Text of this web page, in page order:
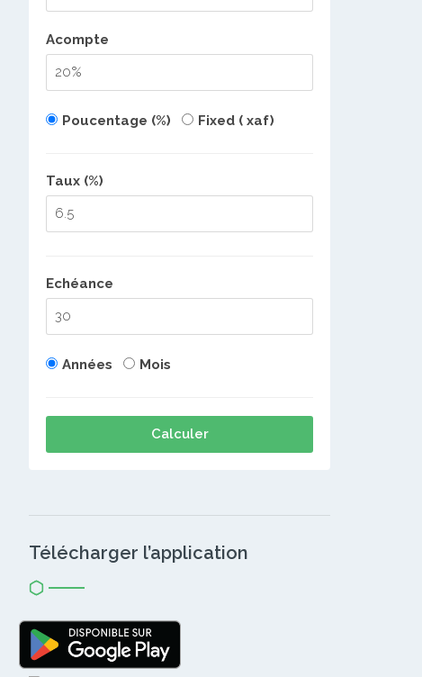
Acompte
Poucentage (%) Fixed ( xaf)
Taux (%)
Echéance
Années Mois
Calculer
Télécharger l’application